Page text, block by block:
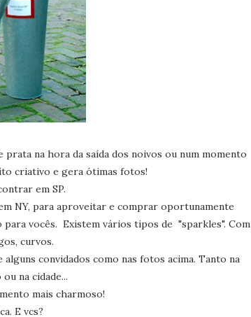
na hora da saída dos noivos ou num momento
criativo e gera ótimas fotos!
em SP.
NY, para aproveitar e comprar oportunamente
para vocês. Existem vários tipos de "sparkles". Com
curvos.
convidados como nas fotos acima. Tanto na
na cidade...
mais charmoso!
E vcs?